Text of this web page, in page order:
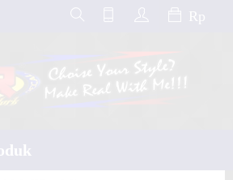
Rp